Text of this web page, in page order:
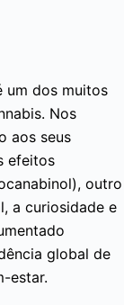
um dos muitos
Nos
aos seus
efeitos
outro
a curiosidade e
global de
estar.